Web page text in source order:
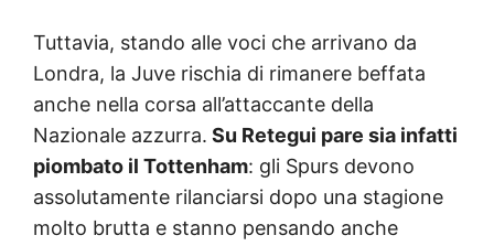
Tuttavia, stando alle voci che arrivano da
Londra, la Juve rischia di rimanere beffata
anche nella corsa all’attaccante della
Nazionale azzurra. Su Retegui pare sia infatti
piombato il Tottenham: gli Spurs devono
assolutamente rilanciarsi dopo una stagione
molto brutta e stanno pensando anche